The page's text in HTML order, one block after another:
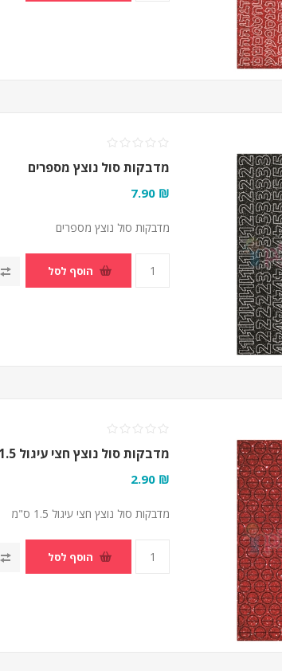
מדבקות סול נוצץ מספרים
₪ 7.90
מדבקות סול נוצץ מספרים
הוסף לסל
מדבקות סול נוצץ חצי עיגול 1.5 ס"מ
₪ 2.90
מדבקות סול נוצץ חצי עיגול 1.5 ס"מ
הוסף לסל